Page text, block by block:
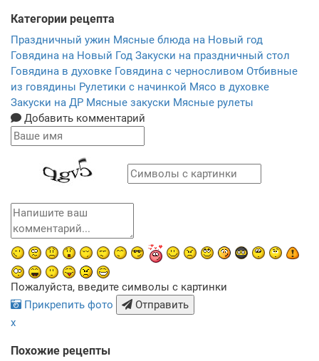
Категории рецепта
Праздничный ужин Мясные блюда на Новый год
Говядина на Новый Год Закуски на праздничный стол
Говядина в духовке Говядина с черносливом Отбивные
из говядины Рулетики с начинкой Мясо в духовке
Закуски на ДР Мясные закуски Мясные рулеты
Добавить комментарий
Пожалуйста, введите символы с картинки
Прикрепить фото
Отправить
x
Похожие рецепты